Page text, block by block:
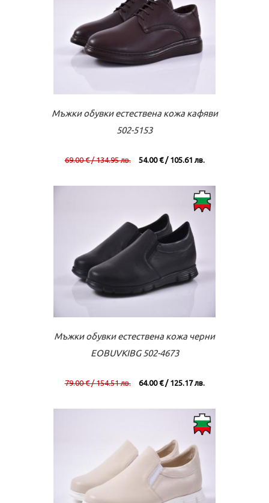
Към касата Виж повече
Мъжки обувки естествена кожа кафяви
502-5153
69.00 € / 134.95 лв. 54.00 € / 105.61 лв.
Към касата
Мъжки обувки естествена кожа черни
EOBUVKIBG 502-4673
79.00 € / 154.51 лв. 64.00 € / 125.17 лв.